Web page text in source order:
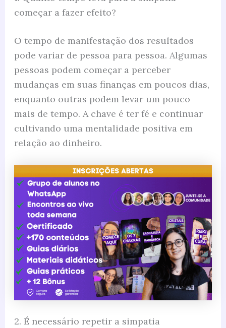
começar a fazer efeito?
O tempo de manifestação dos resultados
pode variar de pessoa para pessoa. Algumas
pessoas podem começar a perceber
mudanças em suas finanças em poucos dias,
enquanto outras podem levar um pouco
mais de tempo. A chave é ter fé e continuar
cultivando uma mentalidade positiva em
relação ao dinheiro.
2. É necessário repetir a simpatia